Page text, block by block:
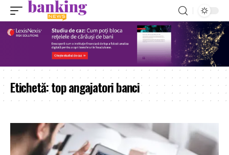
Etichetă:top angajatori banci